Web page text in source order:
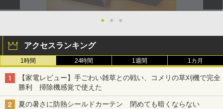
● ● ●
アクセスランキング
1時間 24時間 1週間 1カ月
【家電レビュー】手ごわい雑草との戦い、コメリの草刈機で完全
勝利 掃除機感覚で使えた
夏の暑さに防熱シールドカーテン 閉めても暗くならない